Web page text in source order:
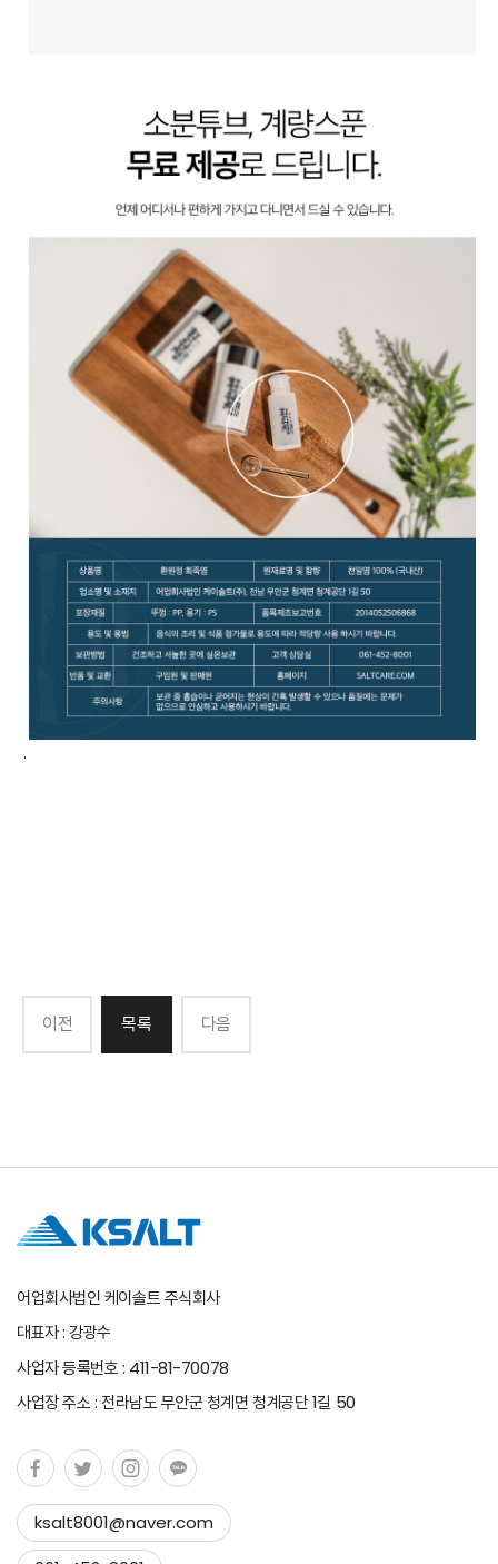
.
이전 목록 다음
어업회사법인 케이솔트 주식회사
대표자 : 강광수
사업자 등록번호 : 411-81-70078
사업장 주소 : 전라남도 무안군 청계면 청계공단 1길 50
ksalt8001@naver.com
Copy to clipboard